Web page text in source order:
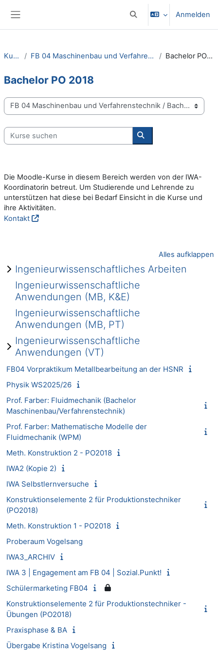
Sucheingabe umschalten
Anmelden
Kurse FB 04 Maschinenbau und Verfahrenstechnik Bachelor PO 2018
Bachelor PO 2018
Kursbereiche
Kurse suchen
Kurse suchen
Die Moodle-Kurse in diesem Bereich werden von der IWA-
Koordinatorin betreut. Um Studierende und Lehrende zu
unterstützen hat diese bei Bedarf Einsicht in die Kurse und
ihre Aktivitäten.
Kontakt
Alles aufklappen
Ingenieurwissenschaftliches Arbeiten
Ingenieurwissenschaftliche
Anwendungen (MB, K&E)
Ingenieurwissenschaftliche
Anwendungen (MB, PT)
Ingenieurwissenschaftliche
Anwendungen (VT)
FB04 Vorpraktikum Metallbearbeitung an der HSNR
Physik WS2025/26
Prof. Farber: Fluidmechanik (Bachelor
Maschinenbau/Verfahrenstechnik)
Prof. Farber: Mathematische Modelle der
Fluidmechanik (WPM)
Meth. Konstruktion 2 - PO2018
IWA2 (Kopie 2)
IWA Selbstlernversuche
Konstruktionselemente 2 für Produktionstechniker
(PO2018)
Meth. Konstruktion 1 - PO2018
Proberaum Vogelsang
IWA3_ARCHIV
IWA 3 | Engagement am FB 04 | Sozial.Punkt!
Schülermarketing FB04
Konstruktionselemente 2 für Produktionstechniker -
Übungen (PO2018)
Praxisphase & BA
Übergabe Kristina Vogelsang